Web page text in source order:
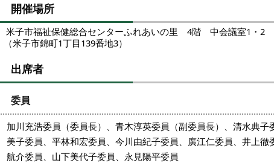
開催場所
米子市福祉保健総合センターふれあいの里 4階 中会議室1・2
（米子市錦町1丁目139番地3）
出席者
委員
加川充浩委員（委員長）、青木淳英委員（副委員長）、清水典
美子委員、平林和宏委員、今川由紀子委員、廣江仁委員、井上
航介委員、山下美代子委員、永見陽平委員